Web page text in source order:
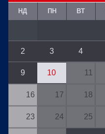
НД ПН ВТ
2 3 4
9 10 11
16 17 18
23 24 25